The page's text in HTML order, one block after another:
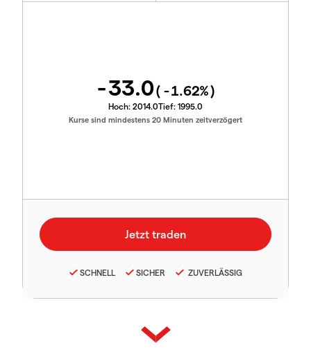
-33.0( -1.62%)
Hoch: 2014.0Tief: 1995.0
Kurse sind mindestens 20 Minuten zeitverzögert
SCHNELL SICHER ZUVERLÄSSIG